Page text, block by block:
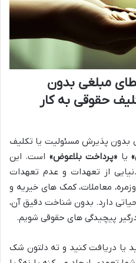
مبلغی بدون
حقوقی به کار
بدون پذیرش مسئولیت یا تکلیف
یا «پرداخت بلاعوض» است. این
از تعهدات و عدم تعهدات
معاملات، کمک های خیریه و
دارد. بدون شناخت دقیق آن،
پیچیدگی های حقوقی شویم.
یا دریافت کنید و ته دلتون شک